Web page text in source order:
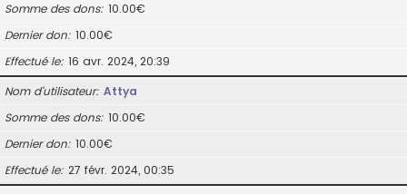
Somme des dons 10.00€
Dernier don 10.00€
Effectué le 16 avr. 2024, 20:39
Nom d’utilisateur Attya
Somme des dons 10.00€
Dernier don 10.00€
Effectué le 27 févr. 2024, 00:35